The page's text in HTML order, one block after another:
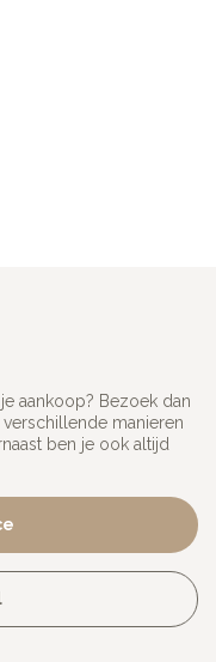
aankoop? Bezoek dan
manieren
ben je ook altijd